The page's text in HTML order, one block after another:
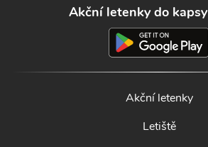
Akční letenky do kapsy
Akční letenky
Letiště